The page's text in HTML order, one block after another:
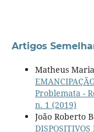
Artigos
Matheus
Problemata -
n. 1 (2019)
João Roberto